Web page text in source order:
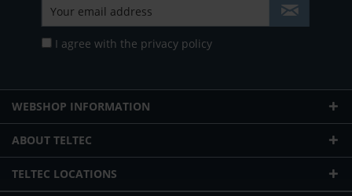
I agree with the privacy policy
WEBSHOP INFORMATION
ABOUT TELTEC
TELTEC LOCATIONS